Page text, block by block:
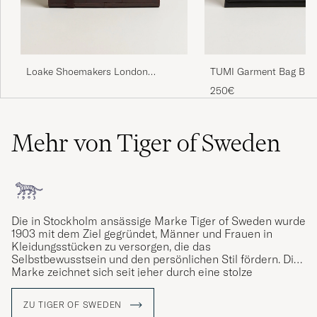
Bra kostymförvaring
GEKAUFT AM AUF CAREOFCARL.SE
Great product with fast delivery
Olen hyvin tyytyväinen ostamaani
pukupussiin. Se on kevyt ja käytännöllinen.
SIRKKU M GEKAUFT AM AUF CAREOFCARL.FI
Loake Shoemakers London
TUMI Garment Bag
250€
Mehr von Tiger of Sweden
Die in Stockholm ansässige Marke Tiger of Sweden wurde
1903 mit dem Ziel gegründet, Männer und Frauen in
Kleidungsstücken zu versorgen, die das
Selbstbewusstsein und den persönlichen Stil fördern. Die
Marke zeichnet sich seit jeher durch eine stolze
Schneidertradition und sorgfältige Verarbeitung mit Fokus
Marke sind Kultur, Kreativität und handwerkliches
ZU TIGER OF SWEDEN